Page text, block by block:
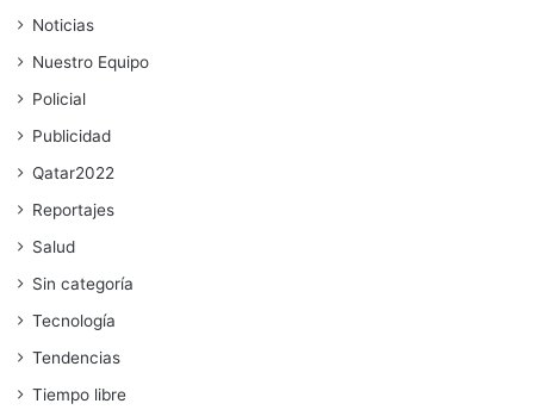
Noticias
Nuestro Equipo
Policial
Publicidad
Qatar2022
Reportajes
Salud
Sin categoría
Tecnología
Tendencias
Tiempo libre